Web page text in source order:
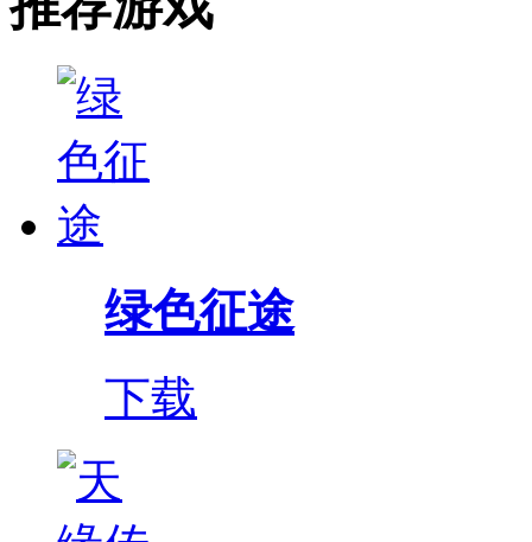
绿色征途
下载